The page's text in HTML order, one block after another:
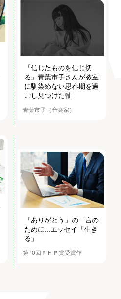
「信じたものを信じ切
る」青葉市子さんが教室
に馴染めない思春期を過
ごし見つけた軸
青葉市子（音楽家）
「ありがとう」の一言の
ために...エッセイ「生き
る」
第70回ＰＨＰ賞受賞作